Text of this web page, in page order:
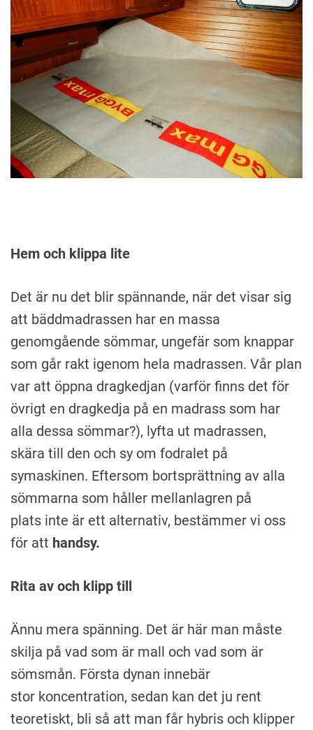
Hem och klippa lite
Det är nu det blir spännande, när det visar sig
att bäddmadrassen har en massa
genomgående sömmar, ungefär som knappar
som går rakt igenom hela madrassen. Vår plan
var att öppna dragkedjan (varför finns det för
övrigt en dragkedja på en madrass som har
alla dessa sömmar?), lyfta ut madrassen,
skära till den och sy om fodralet på
symaskinen. Eftersom bortsprättning av alla
sömmarna som håller mellanlagren på
plats inte är ett alternativ, bestämmer vi oss
för att handsy.
Rita av och klipp till
Ännu mera spänning. Det är här man måste
skilja på vad som är mall och vad som är
sömsmån. Första dynan innebär
stor koncentration, sedan kan det ju rent
teoretiskt, bli så att man får hybris och klipper